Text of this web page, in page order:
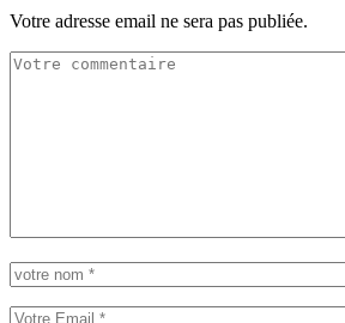
Votre adresse email ne sera pas publiée.